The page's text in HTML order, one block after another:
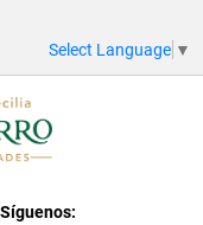
Select Language ▼
Síguenos: